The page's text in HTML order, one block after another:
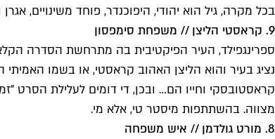
בכל מקרה, גיל הוא יהודי, היפוכנדר, פוחד משינויים,
9. קראסטי הליצן // משפחת סימפסון
ספרינגפילד, העיר הפיקטיבית בה מתרחשת הסדרה
קראסטובסקי וחייו הם… ובכן, די דומים לעלילת הסרט
מצווה. בהשתתפות מיסטר טי, אלא מי.
8. מורט גולדמן // איש משפחה